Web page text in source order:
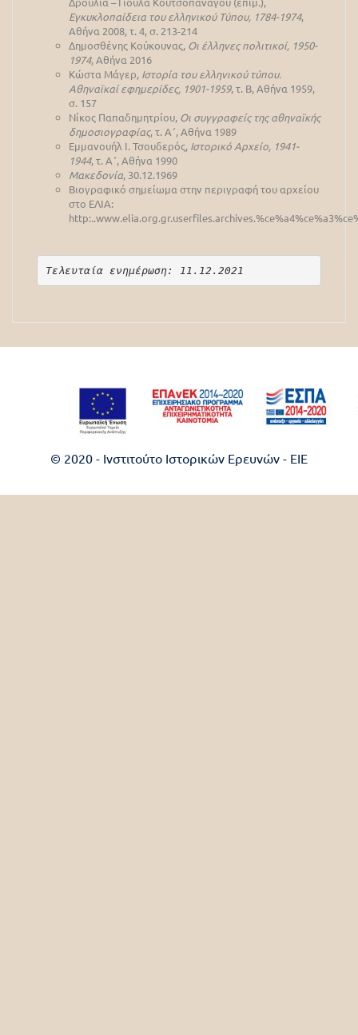
Εγκυκλοπαίδεια του ελληνικού Τύπου, 1784-1974,
Αθήνα 2008, τ. 4, σ. 213-214
Δημοσθένης Κούκουνας, Οι έλληνες πολιτικοί, 1950-
1974, Αθήνα 2016
Κώστα Μάγερ, Ιστορία του ελληνικού τύπου.
Αθηναϊκαί εφημερίδες, 1901-1959, τ. Β, Αθήνα 1959,
σ. 157
Νίκος Παπαδημητρίου, Οι συγγραφείς της αθηναϊκής
δημοσιογραφίας, τ. Α΄, Αθήνα 1989
Εμμανουήλ Ι. Τσουδερός, Ιστορικό Αρχείο, 1941-
1944, τ. Α΄, Αθήνα 1990
Μακεδονία, 30.12.1969
Βιογραφικό σημείωμα στην περιγραφή του αρχείου
στο ΕΛΙΑ:
Τελευταία ενημέρωση: 11.12.2021
© 2020 - Ινστιτούτο Ιστορικών Ερευνών - EIE